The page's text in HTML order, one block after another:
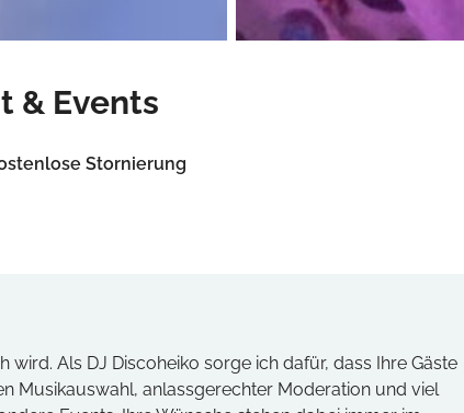
& Events
Stornierung
Als DJ Discoheiko sorge ich dafür, dass Ihre Gäste
Musikauswahl, anlassgerechter Moderation und viel